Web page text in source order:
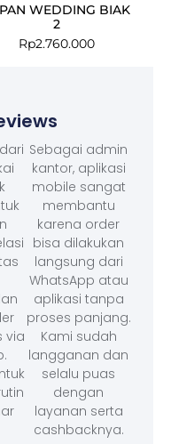
WEDDING BIAK
2
Rp2.760.000
via
Sebagai admin
kantor, aplikasi
mobile sangat
membantu
karena order
bisa dilakukan
langsung dari
WhatsApp atau
aplikasi tanpa
proses panjang.
Kami sudah
langganan dan
selalu puas
dengan
layanan serta
cashbacknya.